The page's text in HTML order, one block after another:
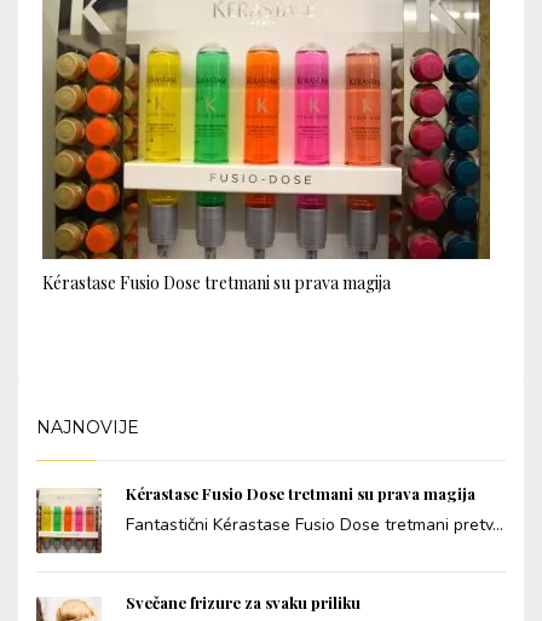
Kérastase Fusio Dose tretmani su prava magija
NAJNOVIJE
Kérastase Fusio Dose tretmani su prava magija
Fantastični Kérastase Fusio Dose tretmani pretv...
Svečane frizure za svaku priliku